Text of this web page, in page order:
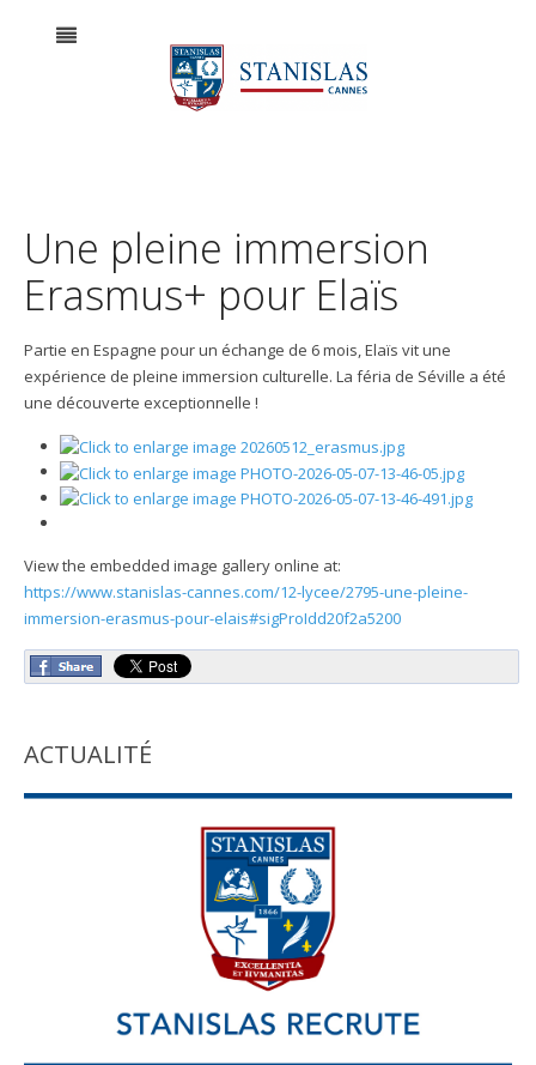
Une pleine immersion
Erasmus+ pour Elaïs
Partie en Espagne pour un échange de 6 mois, Elaïs vit une
expérience de pleine immersion culturelle. La féria de Séville a été
une découverte exceptionnelle !
View the embedded image gallery online at:
https://www.stanislas-cannes.com/12-lycee/2795-une-pleine-
immersion-erasmus-pour-elais#sigProIdd20f2a5200
ACTUALITÉ